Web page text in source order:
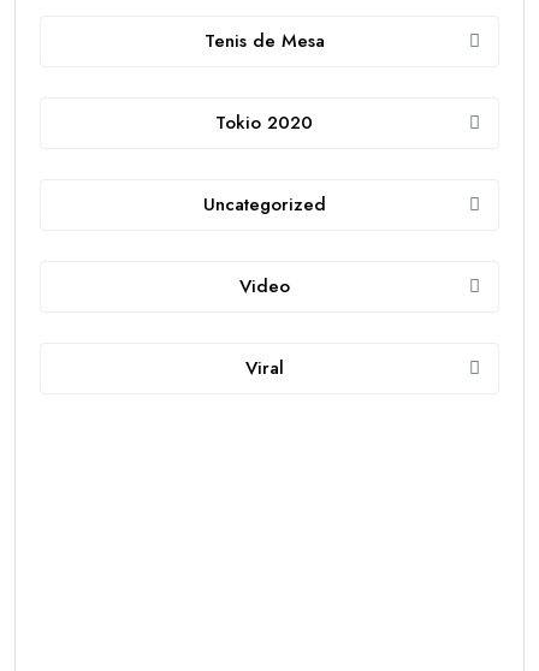
Tenis de Mesa
Tokio 2020
Uncategorized
Video
Viral